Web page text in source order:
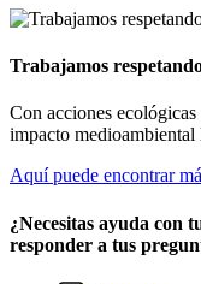
Trabajamos
Con acciones
impacto medioambiental
Aquí puede encontrar
¿Necesitas ayuda con
responder a tus